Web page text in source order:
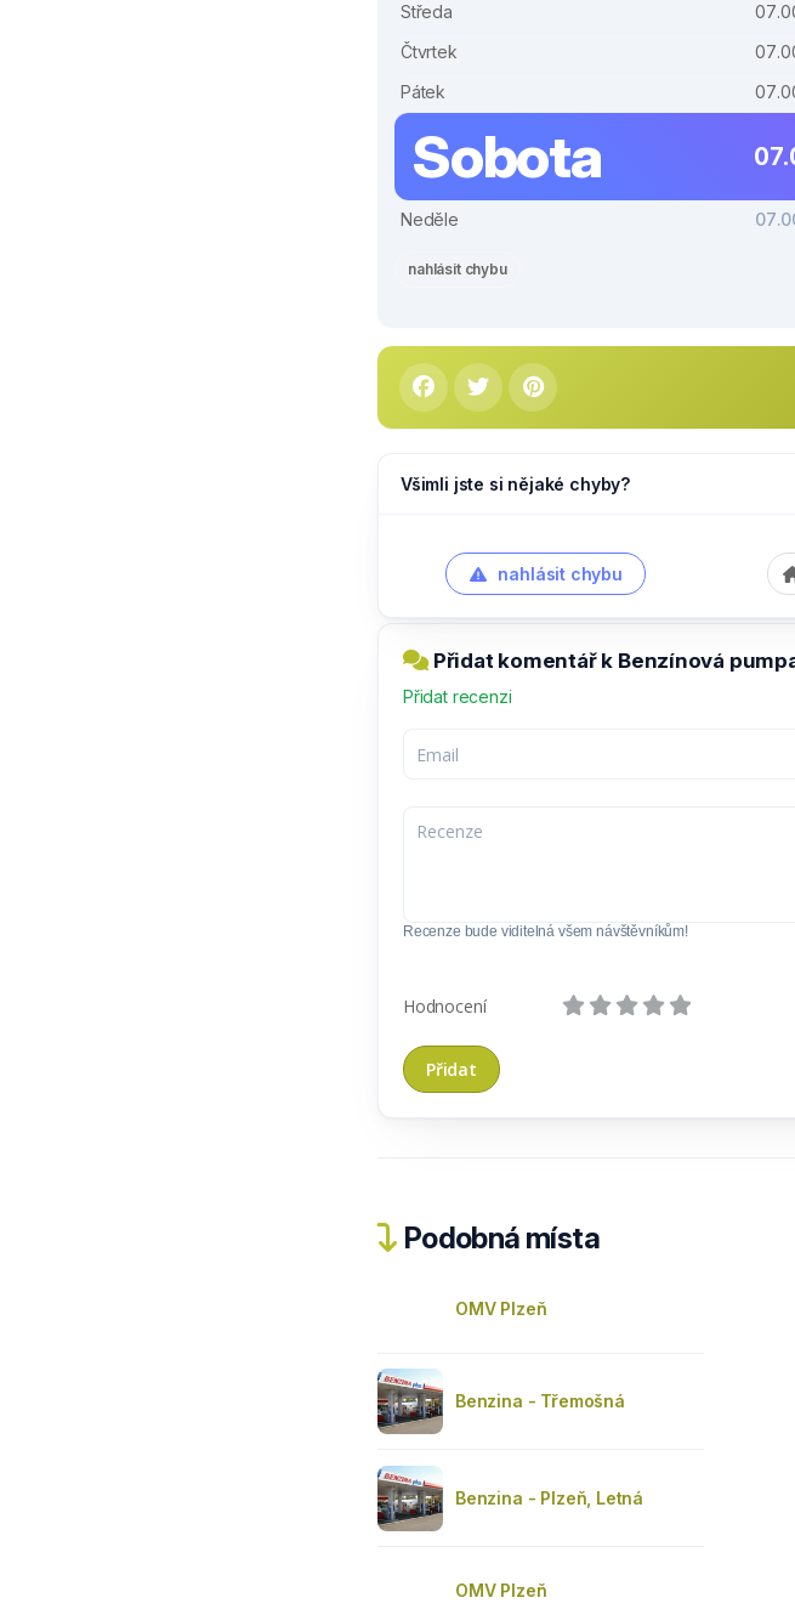
Středa
Čtvrtek
Pátek
Sobota
Neděle
nahlásit chybu
Všimli jste si nějaké chyby?
nahlásit chybu
Přidat komentář k Benzínová
Přidat recenzi
Recenze bude viditelná všem návštěvníkům!
Hodnocení
Podobná místa
OMV Plzeň
Benzina - Třemošná
Benzina - Plzeň, Letná
OMV Plzeň